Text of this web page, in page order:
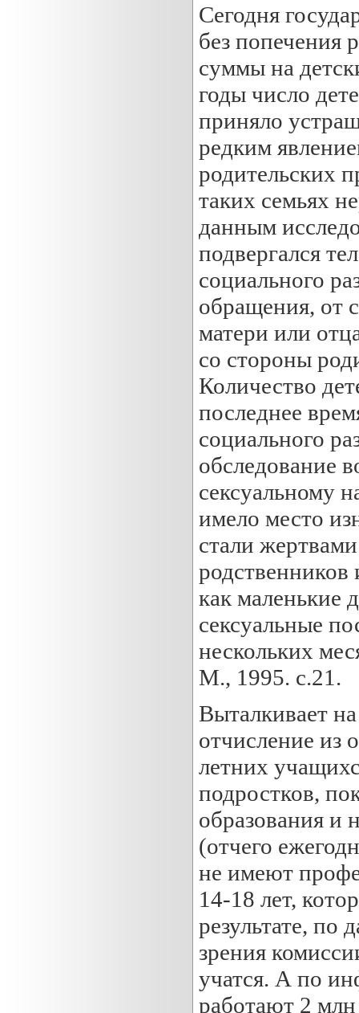
Сегодня
без попечения
суммы на
годы число
приняло
редким
родительских
таких семьях
данным
подвергался
социального
обращения, от
матери или
со стороны
Количество
последнее
социального
обследование
сексуальному
имело место
стали
родственников
как маленькие
сексуальные
нескольких
М., 1995. с.21.
Выталкивает
отчисление из
летних
подростков,
образования и
(отчего
не имеют
14-18 лет,
результате, по
зрения
учатся. А по
работают 2